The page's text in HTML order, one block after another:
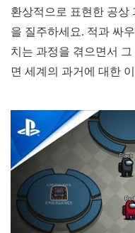
환상적으로 표현한 공상
을 질주하세요. 적과 싸
치는 과정을 겪으면서
면 세계의 과거에 대한